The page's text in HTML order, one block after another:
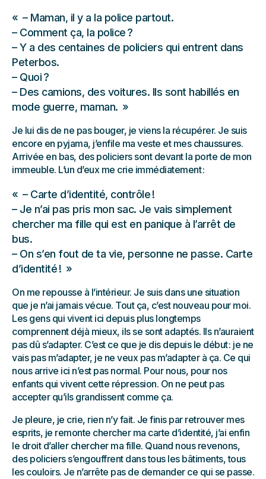
– Maman, il y a la police partout.
– Comment ça, la police ?
– Y a des centaines de policiers qui entrent dans
Peterbos.
– Quoi ?
– Des camions, des voitures. Ils sont habillés en
mode guerre, maman.
Je lui dis de ne pas bouger, je viens la récupérer. Je suis
encore en pyjama, j’enfile ma veste et mes chaussures.
Arrivée en bas, des policiers sont devant la porte de mon
immeuble. L’un d’eux me crie immédiatement :
– Carte d’identité, contrôle !
– Je n’ai pas pris mon sac. Je vais simplement
chercher ma fille qui est en panique à l’arrêt de
bus.
– On s’en fout de ta vie, personne ne passe. Carte
d’identité !
On me repousse à l’intérieur. Je suis dans une situation
que je n’ai jamais vécue. Tout ça, c’est nouveau pour moi.
Les gens qui vivent ici depuis plus longtemps
comprennent déjà mieux, ils se sont adaptés. Ils n’auraient
pas dû s’adapter. C’est ce que je dis depuis le début : je ne
vais pas m’adapter, je ne veux pas m’adapter à ça. Ce qui
nous arrive ici n’est pas normal. Pour nous, pour nos
enfants qui vivent cette répression. On ne peut pas
accepter qu’ils grandissent comme ça.
Je pleure, je crie, rien n’y fait. Je finis par retrouver mes
esprits, je remonte chercher ma carte d’identité, j’ai enfin
le droit d’aller chercher ma fille. Quand nous revenons,
des policiers s’engouffrent dans tous les bâtiments, tous
les couloirs. Je n’arrête pas de demander ce qui se passe.